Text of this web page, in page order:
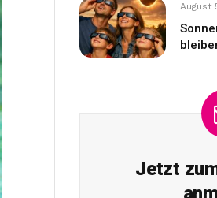
August
Jetzt